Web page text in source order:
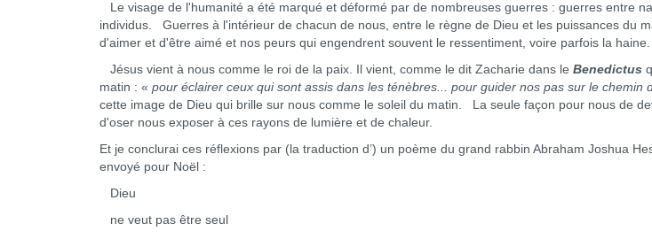
Le visage de l'humanité a été marqué et déformé par de nombreuses guerres : guerres entre
individus. Guerres à l'intérieur de chacun de nous, entre le règne de Dieu et les puissances du
d'aimer et d'être aimé et nos peurs qui engendrent souvent le ressentiment, voire parfois la haine.
Jésus vient à nous comme le roi de la paix. Il vient, comme le dit Zacharie dans le Benedictus
matin : « pour éclairer ceux qui sont assis dans les ténèbres... pour guider nos pas sur le chemin
cette image de Dieu qui brille sur nous comme le soleil du matin. La seule façon pour nous de
d'oser nous exposer à ces rayons de lumière et de chaleur.
Et je conclurai ces réflexions par (la traduction d’) un poème du grand rabbin Abraham Joshua
envoyé pour Noël :
Dieu
ne veut pas être seul